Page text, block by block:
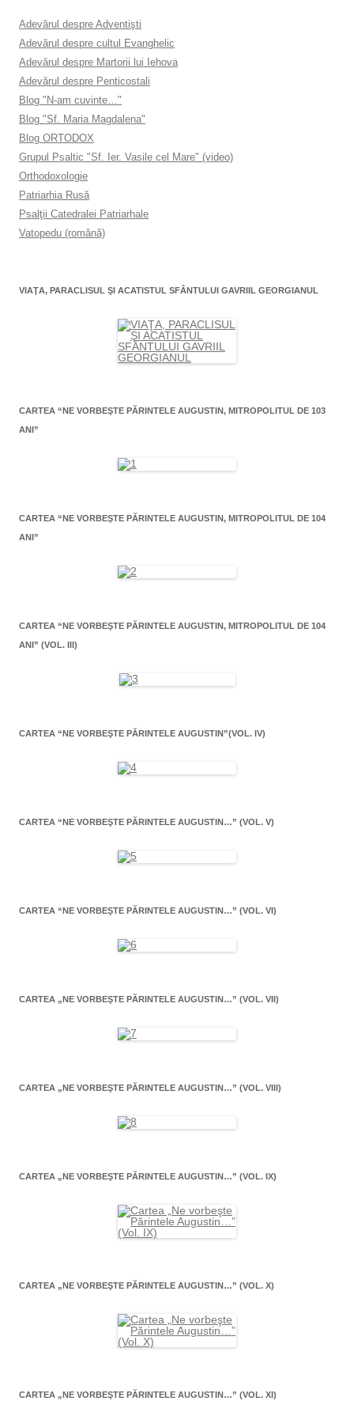
Adevărul despre Adventişti
Adevărul despre cultul Evanghelic
Adevărul despre Martorii lui Iehova
Adevărul despre Penticostali
Blog "N-am cuvinte…"
Blog "Sf. Maria Magdalena"
Blog ORTODOX
Grupul Psaltic "Sf. Ier. Vasile cel Mare" (video)
Orthodoxologie
Patriarhia Rusă
Psalţii Catedralei Patriarhale
Vatopedu (română)
VIAŢA, PARACLISUL ŞI ACATISTUL SFÂNTULUI GAVRIIL GEORGIANUL
CARTEA “NE VORBEŞTE PĂRINTELE AUGUSTIN, MITROPOLITUL DE 103
ANI”
CARTEA “NE VORBEŞTE PĂRINTELE AUGUSTIN, MITROPOLITUL DE 104
ANI”
CARTEA “NE VORBEŞTE PĂRINTELE AUGUSTIN, MITROPOLITUL DE 104
ANI” (VOL. III)
CARTEA “NE VORBEŞTE PĂRINTELE AUGUSTIN”(VOL. IV)
CARTEA “NE VORBEŞTE PĂRINTELE AUGUSTIN…” (VOL. V)
CARTEA “NE VORBEŞTE PĂRINTELE AUGUSTIN…” (VOL. VI)
CARTEA „NE VORBEŞTE PĂRINTELE AUGUSTIN…” (VOL. VII)
CARTEA „NE VORBEŞTE PĂRINTELE AUGUSTIN…” (VOL. VIII)
CARTEA „NE VORBEŞTE PĂRINTELE AUGUSTIN…” (VOL. IX)
CARTEA „NE VORBEŞTE PĂRINTELE AUGUSTIN…” (VOL. X)
CARTEA „NE VORBEŞTE PĂRINTELE AUGUSTIN…” (VOL. XI)